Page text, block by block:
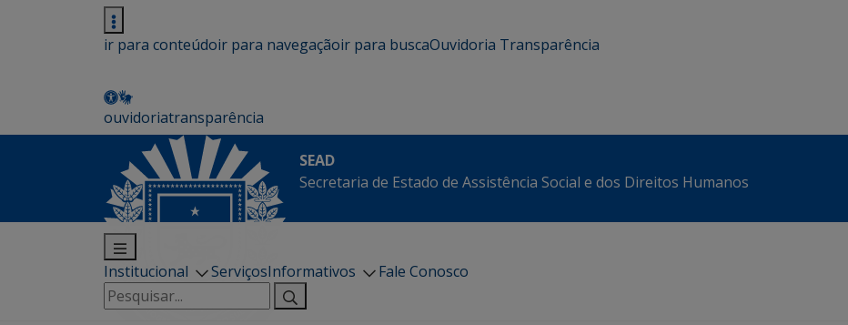
ir para conteúdoir para navegaçãoir para buscaOuvidoria Transparência
ouvidoriatransparência
SEAD
Secretaria de Estado de Assistência Social e dos Direitos Humanos
Institucional ServiçosInformativos
Fale Conosco
Pesquisar
por: